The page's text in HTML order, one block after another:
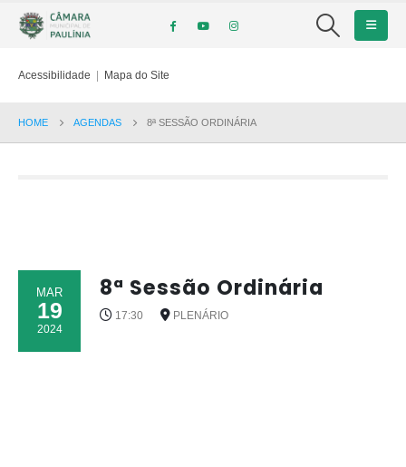
Acessibilidade | Mapa do Site
HOME AGENDAS 8ª SESSÃO ORDINÁRIA
MAR
19
2024
8ª Sessão Ordinária
17:30 PLENÁRIO